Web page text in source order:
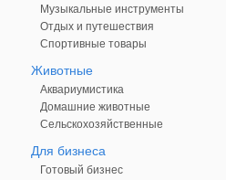
Музыкальные инструменты
Отдых и путешествия
Спортивные товары
Животные
Аквариумистика
Домашние животные
Сельскохозяйственные
Для бизнеса
Готовый бизнес